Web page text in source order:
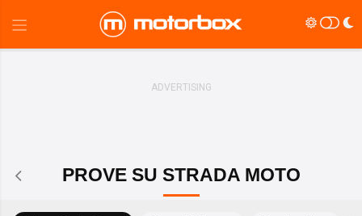
PROVE SU STRADA MOTO